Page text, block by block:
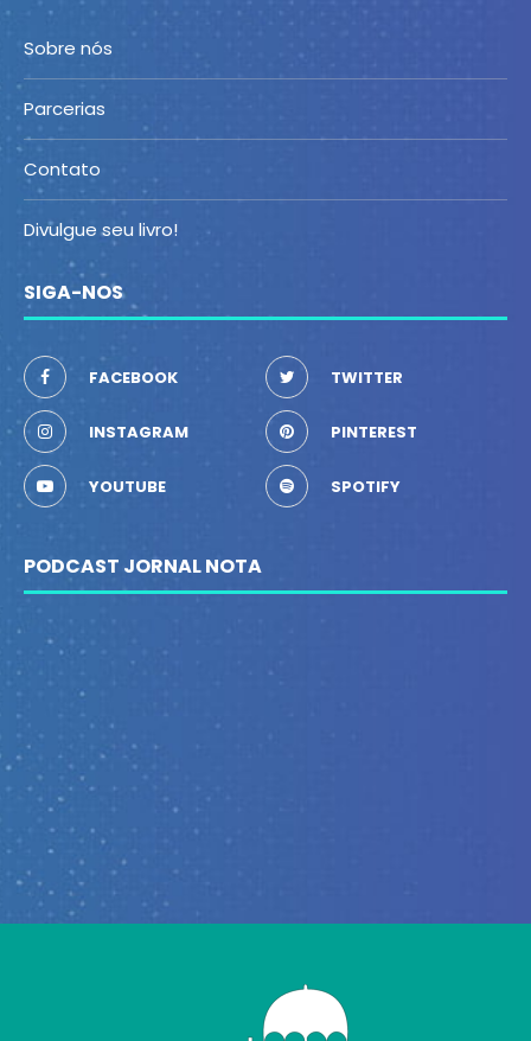
Sobre nós
Parcerias
Contato
Divulgue seu livro!
SIGA-NOS
FACEBOOK TWITTER
INSTAGRAM PINTEREST
YOUTUBE SPOTIFY
PODCAST JORNAL NOTA